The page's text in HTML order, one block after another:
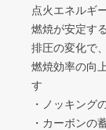
点火エネルギ
燃焼が安定す
排圧の変化で
燃焼効率の向
す
・ノッキング
・カーボンの